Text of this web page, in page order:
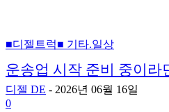
■디젤트럭■ 기타.일상
운송업 시작 준비 중이라
디젤 DE - 2026년 06월 16일
0